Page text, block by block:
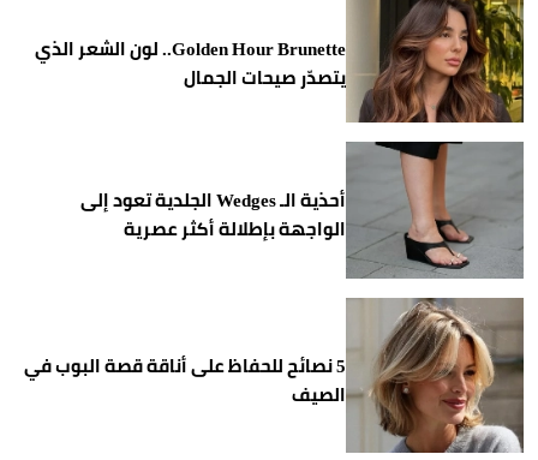
Golden Hour Brunette.. لون الشعر الذي
يتصدّر صيحات الجمال
أحذية الـ Wedges الجلدية تعود إلى
الواجهة بإطلالة أكثر عصرية
5 نصائح للحفاظ على أناقة قصة البوب في
الصيف